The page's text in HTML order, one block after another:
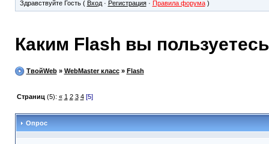
Здравствуйте Гость ( Вход· Регистрация· Правила форума)
Каким Flash вы
ТвойWeb» WebMaster класс» Flash
Страниц (5): « 1 2 3 4 [5]
Опрос